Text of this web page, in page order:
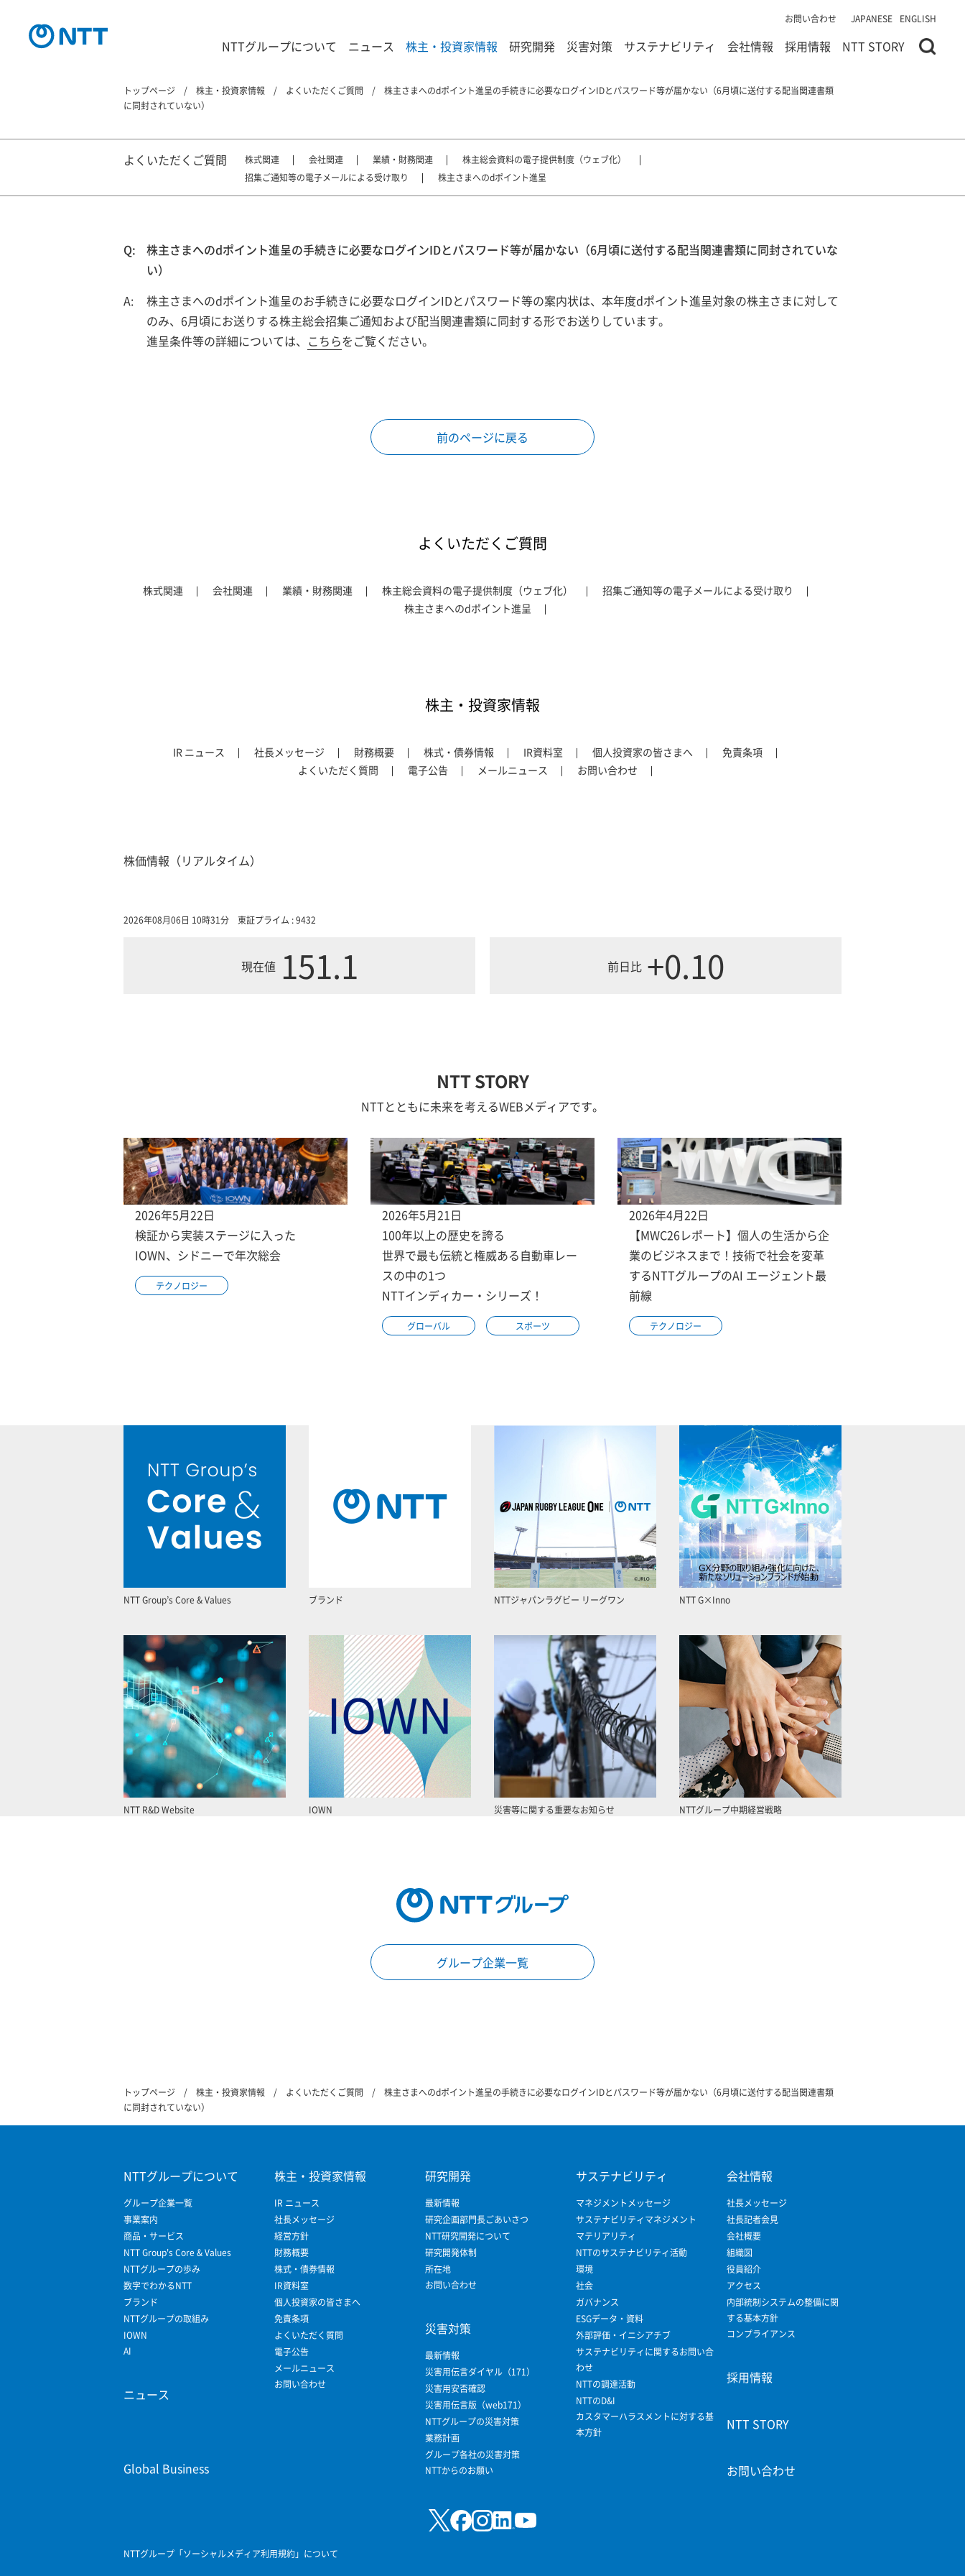
お問い合わせ JAPANESE ENGLISH
NTTグループについて ニュース 株主・投資家情報 研究開発 災害対策 サステナビリティ 会社情報 採用情報 NTT STORY
トップページ 株主・投資家情報 よくいただくご質問
株主さまへのdポイント進呈の手続きに必要なログインIDとパスワード等が届かない（6月頃に送付する配当関連書類
に同封されていない）
よくいただくご質問 株式関連 会社関連 業績・財務関連
株主総会資料の電子提供制度（ウェブ化）
招集ご通知等の電子メールによる受け取り
株主さまへのdポイント進呈
株主さまへのdポイント進呈の手続きに必要なログインIDとパスワード等が届かない（6月頃に送付する配当関連書類に同封されていな
い）
株主さまへのdポイント進呈のお手続きに必要なログインIDとパスワード等の案内状は、本年度dポイント進呈対象の株主さまに対して
のみ、6月頃にお送りする株主総会招集ご通知および配当関連書類に同封する形でお送りしています。
進呈条件等の詳細については、 こちらをご覧ください。
前のページに戻る
よくいただくご質問
株式関連 会社関連 業績・財務関連 株主総会資料の電子提供制度（ウェブ化）
招集ご通知等の電子メールによる受け取り
株主さまへのdポイント進呈
株主・投資家情報
IR ニュース 社長メッセージ 財務概要 株式・債券情報 IR資料室 個人投資家の皆さまへ
免責条項
よくいただく質問
電子公告 メールニュース お問い合わせ
株価情報（リアルタイム）
2026年08月06日 10時31分 東証プライム : 9432
現在値 151.1 前日比 +0.10
NTT STORY
NTTとともに未来を考えるWEBメディアです。
2026年5月22日
検証から実装ステージに入った
IOWN、シドニーで年次総会
テクノロジー
2026年5月21日
100年以上の歴史を誇る
世界で最も伝統と権威ある自動車レー
スの中の1つ
NTTインディカー・シリーズ！
グローバル スポーツ
2026年4月22日
【MWC26レポート】個人の生活から企
業のビジネスまで！技術で社会を変革
するNTTグループのAI エージェント最
前線
テクノロジー
NTT Group’s Core & Values ブランド NTTジャパンラグビー リーグワン NTT G×Inno
NTT R&D Website IOWN 災害等に関する重要なお知らせ NTTグループ中期経営戦略
グループ企業一覧
トップページ 株主・投資家情報 よくいただくご質問
株主さまへのdポイント進呈の手続きに必要なログインIDとパスワード等が届かない（6月頃に送付する配当関連書類
に同封されていない）
NTTグループについて
グループ企業一覧
事業案内
商品・サービス
NTT Group's Core & Values
NTTグループの歩み
数字でわかるNTT
ブランド
NTTグループの取組み
IOWN
AI
ニュース
Global Business
株主・投資家情報
IR ニュース
社長メッセージ
経営方針
財務概要
株式・債券情報
IR資料室
個人投資家の皆さまへ
免責条項
よくいただく質問
電子公告
メールニュース
お問い合わせ
研究開発
最新情報
研究企画部門長ごあいさつ
NTT研究開発について
研究開発体制
所在地
お問い合わせ
災害対策
最新情報
災害用伝言ダイヤル（171）
災害用安否確認
災害用伝言版（web171）
NTTグループの災害対策
業務計画
グループ各社の災害対策
NTTからのお願い
サステナビリティ
マネジメントメッセージ
サステナビリティマネジメント
マテリアリティ
NTTのサステナビリティ活動
環境
社会
ガバナンス
ESGデータ・資料
外部評価・イニシアチブ
サステナビリティに関するお問い合
わせ
NTTの調達活動
NTTのD&I
カスタマーハラスメントに対する基
本方針
会社情報
社長メッセージ
社長記者会見
会社概要
組織図
役員紹介
アクセス
内部統制システムの整備に関
する基本方針
コンプライアンス
採用情報
NTT STORY
お問い合わせ
NTTグループ「ソーシャルメディア利用規約」について